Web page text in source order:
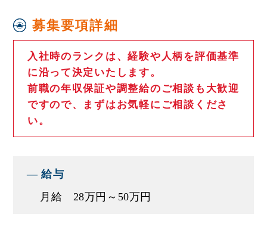
・カー用品の買取販売
などを行う会社です！
販売だけではなく、車検整備や修理なども一貫し
て行える強みを活かし、「クルマのことは全部任
せることができる」そんな存在になれるよう日々
業務をおこなっています。
今後も、地域とのつながりを大切にし、”親切・楽
しい・元気なお店”としてお客様のお役に立てるよ
募集要項詳細
入社時のランクは、経験や人柄を評価基準
に沿って決定いたします。
前職の年収保証や調整給のご相談も大歓迎
ですので、まずはお気軽にご相談くださ
い。
給与
月給 28万円～50万円